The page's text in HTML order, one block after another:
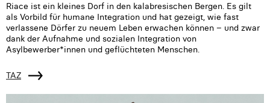
Riace ist ein kleines Dorf in den kalabresischen Bergen. Es gilt
als Vorbild für humane Integration und hat gezeigt, wie fast
verlassene Dörfer zu neuem Leben erwachen können – und zwar
dank der Aufnahme und sozialen Integration von
Asylbewerber*innen und geflüchteten Menschen.
TAZ